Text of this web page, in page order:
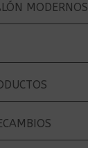
MODERNOS